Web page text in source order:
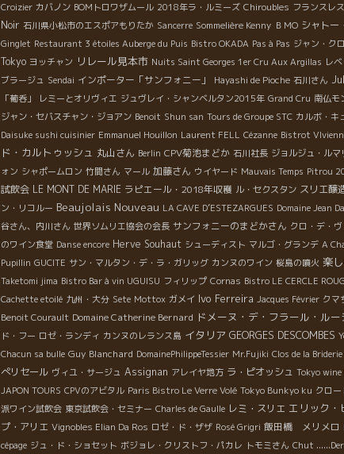
Croizier カバノン BOMトロワザムール 2018年ラ・ルミーズ Chiroubles フランスレ
Noir 石川県小松市のエスポアもりたか Sancerre Sommelière Kenny ＢＭО シャトー
Ginglet Restaurant 3 étoiles Auberge du Puis Bistro OKADA Pas à Pas ジャン・ク
Tokyo ヨッチャン リレール見本市 Nuits Saint Georges 1er Cru Aux Argillas レ
ブラージュ Sendai インポーター「サンフォニー」 Hayashi de Pioche 石川さん
「葡呑」
レミーとオリヴィエ ジュヴレイ・シャンベルタン2015年 Grand Cru 南仏モ
ジャン・セバスチャン・ジョアン Benoit Shun san Tours de Groupe STC カルボ・キ
Daisuke sushi cuisinier Emmanuel Houillon Laurent FELL Cézanne Bistrot
ド・カルトゥッシュ 丸山さん Berlin CPV菊池まどか 石川社長 ジョルジュ・ルマ
ォン シャポームロン 竹間さん マール 加藤さん ウイヤード Mauvais Temps Pitrou
試飲会 LE MONT DE MARIE ラピエール・2018年収穫 ル・セクスタン スリエ醸
ン・リコルー Beaujolais Nouveau LA CAVE D’ESTEZARGUES Domaine Jean
谷さん、内川さん 世界ソムリエ協会の会長 サンフォニーのまどかさん クロ・デ・
のワイン食堂 Danse encore Herve Souhaut シューディスト マルゴ・グランデ A
Pupillin GUCITE サン・マルタン・デ・ラ・ガリッグ カンヌのワイン 桜島の噴火 楽
Taketomi jima Bistro Bar à vin UGUISU フィリップ Cornas Bistro LE CERCLE
Cachette etoilé 九州・大分 Sete Mottox ガメイ Ivo Ferreira Jacques Février クマ
Benoit Courault Domaine Catherine Bernard ドメーヌ・デ・フラール・ルー
ド・フー ロゼ・ランディ カンヌのレランス島 イタリア GEORGES DESCOMBES
Chacun sa bulle Guy Blanchard DomainePhilippeTessier Mr.Fujiki Clos de la Briderie
ぺリセール ヴィユ・サージュ Assignan アレイヤ地方 ラ・ピオッシュ Tokyo
JAPON TOURS CPVのアビタル Paris Bistro Le Verre Volé Tokyo Bunkyo ku クロ
派ワイン試飲会 東京試飲会・セミナー Charles de Gaulle レミ・スリエ エリック・
プ・アリエ Vignobles Elian Da Ros ロゼ・ド・ザザ Rosé Grigri 飯田橋 メリメロ
cépage ジュ・ド・ショセット ボジョレ・クリストフ・パカレ トモミさん Chut